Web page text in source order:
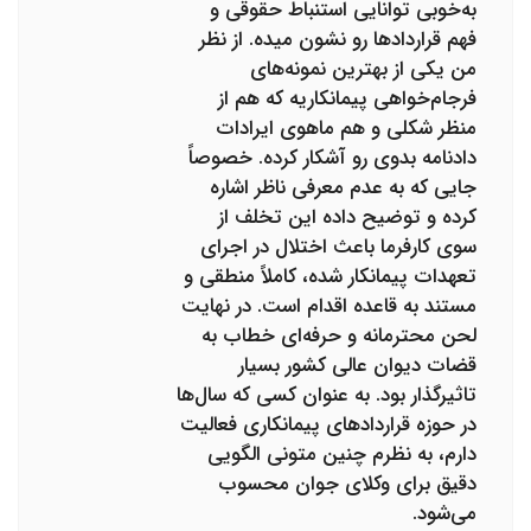
به‌خوبی توانایی استنباط حقوقی و
فهم قراردادها رو نشون میده. از نظر
من یکی از بهترین نمونه‌های
فرجام‌خواهی پیمانکاریه که هم از
منظر شکلی و هم ماهوی ایرادات
دادنامه بدوی رو آشکار کرده. خصوصاً
جایی که به عدم معرفی ناظر اشاره
کرده و توضیح داده این تخلف از
سوی کارفرما باعث اختلال در اجرای
تعهدات پیمانکار شده، کاملاً منطقی و
مستند به قاعده اقدام است. در نهایت
لحن محترمانه و حرفه‌ای خطاب به
قضات دیوان عالی کشور بسیار
تاثیرگذار بود. به عنوان کسی که سال‌ها
در حوزه قراردادهای پیمانکاری فعالیت
دارم، به نظرم چنین متونی الگویی
دقیق برای وکلای جوان محسوب
می‌شود.